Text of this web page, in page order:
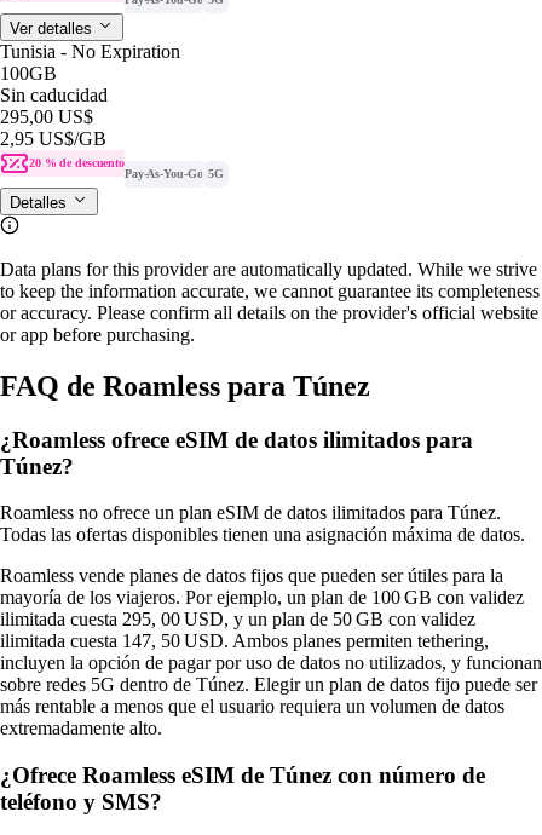
Ver detalles
Tunisia - No Expiration
100GB
Sin caducidad
295,00 US$
2,95 US$/GB
20 % de descuento
Pay-As-You-Go 5G
Detalles
Data plans for this provider are automatically updated. While we strive
to keep the information accurate, we cannot guarantee its completeness
or accuracy. Please confirm all details on the provider's official website
or app before purchasing.
FAQ de Roamless para Túnez
¿Roamless ofrece eSIM de datos ilimitados para
Túnez?
Roamless no ofrece un plan eSIM de datos ilimitados para Túnez.
Todas las ofertas disponibles tienen una asignación máxima de datos.
Roamless vende planes de datos fijos que pueden ser útiles para la
mayoría de los viajeros. Por ejemplo, un plan de 100 GB con validez
ilimitada cuesta 295, 00 USD, y un plan de 50 GB con validez
ilimitada cuesta 147, 50 USD. Ambos planes permiten tethering,
incluyen la opción de pagar por uso de datos no utilizados, y funcionan
sobre redes 5G dentro de Túnez. Elegir un plan de datos fijo puede ser
más rentable a menos que el usuario requiera un volumen de datos
extremadamente alto.
¿Ofrece Roamless eSIM de Túnez con número de
teléfono y SMS?